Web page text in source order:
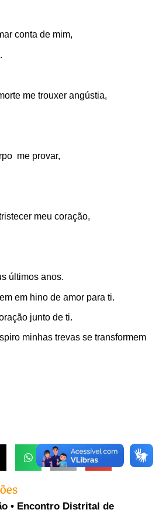
conta de mim,
me trouxer angústia,
me provar,
meu coração,
últimos anos.
em hino de amor para ti.
junto de ti.
minhas trevas se transformem
• Encontro Distrital de